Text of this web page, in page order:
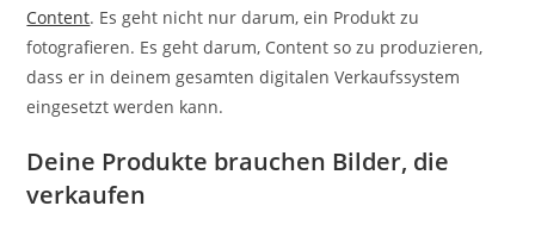
Content. Es geht nicht nur darum, ein Produkt zu
fotografieren. Es geht darum, Content so zu produzieren,
dass er in deinem gesamten digitalen Verkaufssystem
eingesetzt werden kann.
Deine Produkte brauchen Bilder, die
verkaufen